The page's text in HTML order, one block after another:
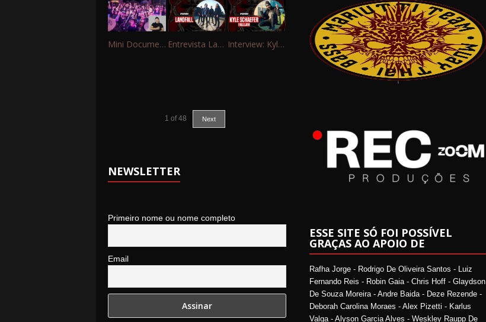
Mini Documentário – 10 Anos de Portinho Rock Entrevista Landfall Interview: Kyle Schaefer (Fallujah)
1 of 48 Next
NEWSLETTER
Primeiro nome ou nome completo
Email
ESSE SITE SÓ FOI POSSÍVEL
GRAÇAS AO APOIO DE
Rafha Jorge - Rodrigo De Oliveira Santos - Luiz
Fernando Reis - Robin Gaia - Chris Hoff - Glaydson
De Souza Moreira - Andre Baida - Deze Rezende -
Deborah Carolina Moraes - Alex Pizetti - Karlus
Valga - Alyson Garcia Alves - Weskley Raupp De